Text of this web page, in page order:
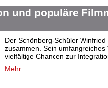
und populäre
Der Schönberg-Schüler
zusammen. Sein
vielfältige Chancen zur
Mehr...